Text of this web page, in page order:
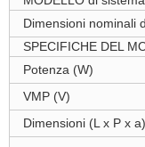
Dimensioni nominali
SPECIFICHE DEL
Potenza (W)
VMP (V)
Dimensioni (L x P x